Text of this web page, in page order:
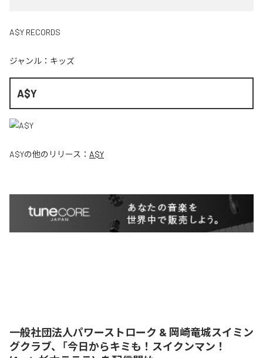
A$Y RECORDS
ジャンル： キッズ
A$Y
A$Yの他のリリース： A$Y
一般社団法人パワーストローク & 岡崎竜城スイミン
グクラブ、「今日からキミも！スイクンマン！